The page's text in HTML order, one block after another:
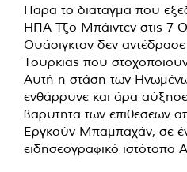
Παρά το διάταγμα που
ΗΠΑ Τζο Μπάιντεν στις 7
Ουάσιγκτον δεν αντέδρασε
Τουρκίας που
Αυτή η στάση των
ενθάρρυνε και άρα
βαρύτητα των επιθέσεων
Εργκούν Μπαμπαχάν, σε
ειδησεογραφικό ιστότοπο